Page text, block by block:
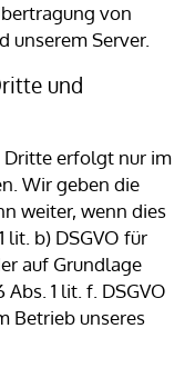
von
unserem Server.
und
Dritte erfolgt nur im
Wir geben die
weiter, wenn dies
lit. b) DSGVO für
auf Grundlage
1 lit. f. DSGVO
Betrieb unseres